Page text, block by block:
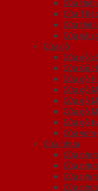
Cửa
Cửa
Cửa
Cửa vân
Cửa gỗ
Cửa gỗ
Cửa Gỗ
Cửa gỗ
Cửa gỗ
Cửa gỗ
Cửa gỗ
Cửa gỗ
Cửa vòm
Cửa nhựa
Cửa
Cửa
Cửa
Cửa